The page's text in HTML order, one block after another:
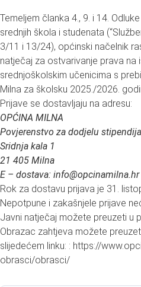
Temeljem članka 4., 9. i 14.
srednjih škola i studenata
3/11 i 13/24), općinski načelnik
natječaj za ostvarivanje prava
srednjoškolskim učenicima s
Milna za školsku 2025./2026.
Prijave se dostavljaju na adresu:
OPĆINA MILNA
Povjerenstvo za dodjelu stipendija
Sridnja kala 1
21 405 Milna
E – dostava: info@opcinamilna.hr
Rok za dostavu prijava je 31.
Nepotpune i zakašnjele prijave
Javni natječaj možete preuzeti u
Obrazac zahtjeva možete
slijedećem linku: : https://
obrasci/obrasci/